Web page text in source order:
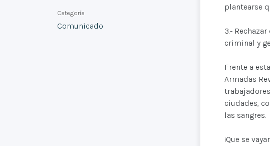
Categoría
Comunicado
plantearse
3.-
criminal y
Frente a
Armadas
ciudades,
las sangres.
¡Que se